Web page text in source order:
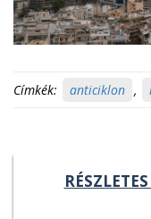
Címkék: anticiklon ,